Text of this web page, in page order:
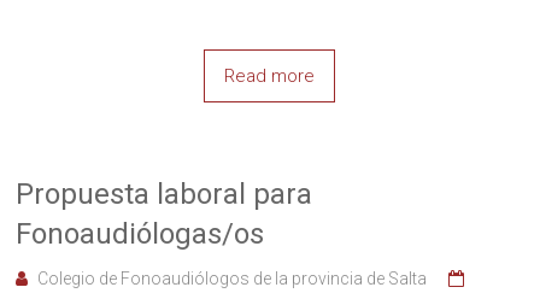
Read more
Propuesta laboral para
Fonoaudiólogas/os
Colegio de Fonoaudiólogos de la provincia de Salta